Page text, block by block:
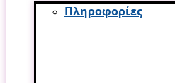
Πληροφορίες